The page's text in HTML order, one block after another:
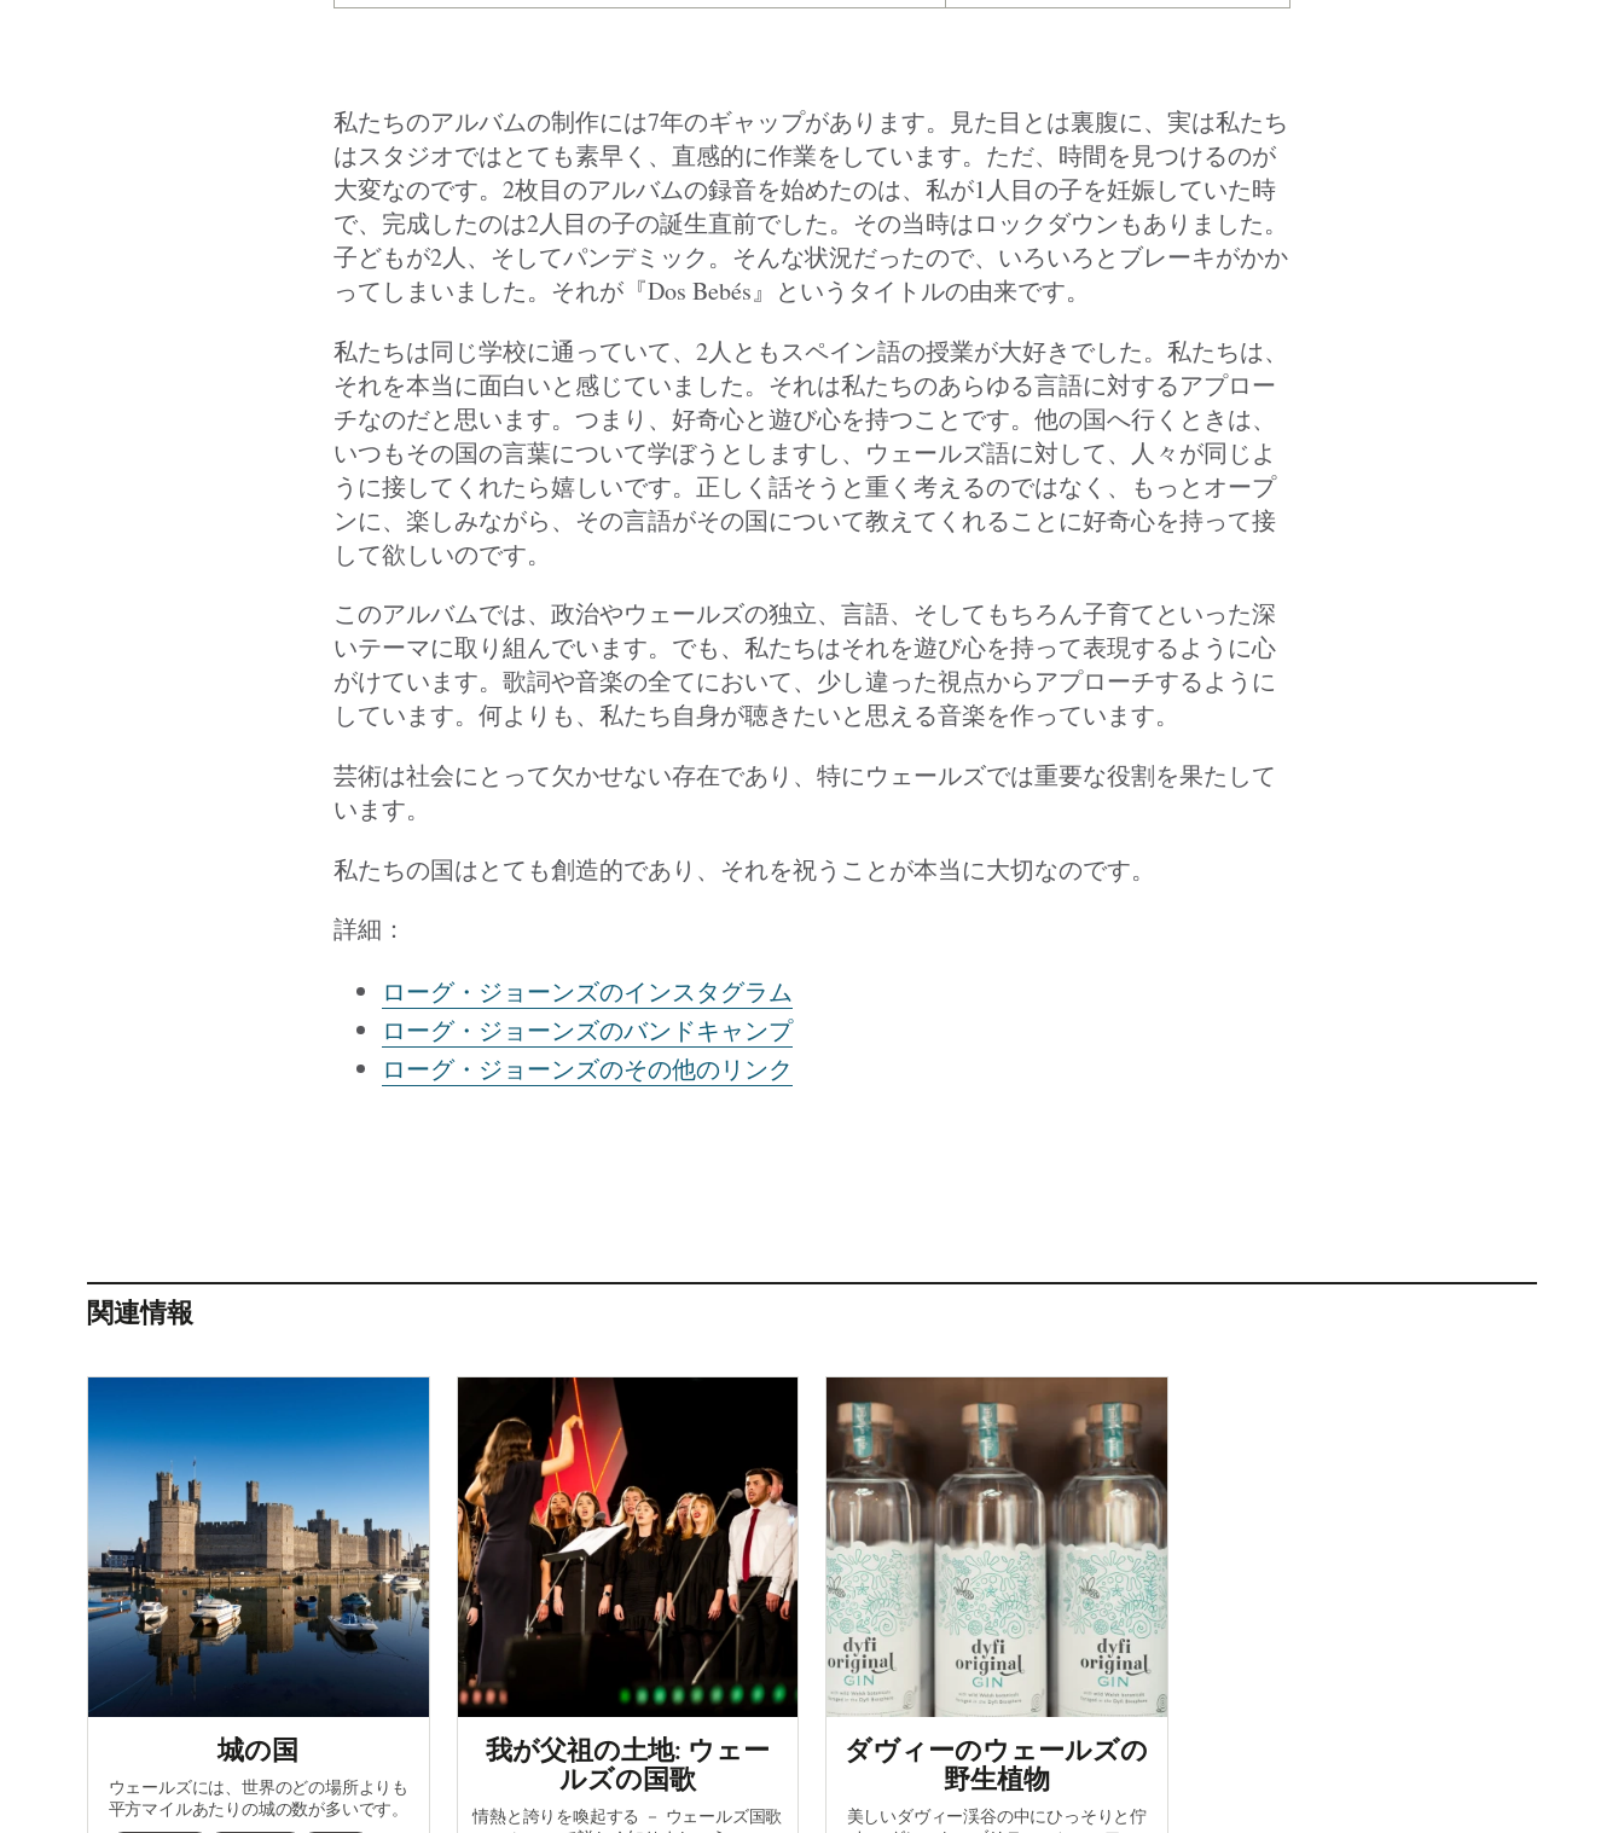
私たちのアルバムの制作には7年のギャップがあります。見た目とは裏腹に、実は私たち
はスタジオではとても素早く、直感的に作業をしています。ただ、時間を見つけるのが
大変なのです。2枚目のアルバムの録音を始めたのは、私が1人目の子を妊娠していた時
で、完成したのは2人目の子の誕生直前でした。その当時はロックダウンもありました。
子どもが2人、そしてパンデミック。そんな状況だったので、いろいろとブレーキがかか
ってしまいました。それが『Dos Bebés』というタイトルの由来です。
私たちは同じ学校に通っていて、2人ともスペイン語の授業が大好きでした。私たちは、
それを本当に面白いと感じていました。それは私たちのあらゆる言語に対するアプロー
チなのだと思います。つまり、好奇心と遊び心を持つことです。他の国へ行くときは、
いつもその国の言葉について学ぼうとしますし、ウェールズ語に対して、人々が同じよ
うに接してくれたら嬉しいです。正しく話そうと重く考えるのではなく、もっとオープ
ンに、楽しみながら、その言語がその国について教えてくれることに好奇心を持って接
して欲しいのです。
このアルバムでは、政治やウェールズの独立、言語、そしてもちろん子育てといった深
いテーマに取り組んでいます。でも、私たちはそれを遊び心を持って表現するように心
がけています。歌詞や音楽の全てにおいて、少し違った視点からアプローチするように
しています。何よりも、私たち自身が聴きたいと思える音楽を作っています。
芸術は社会にとって欠かせない存在であり、特にウェールズでは重要な役割を果たして
います。
私たちの国はとても創造的であり、それを祝うことが本当に大切なのです。
詳細：
ローグ・ジョーンズのインスタグラム
ローグ・ジョーンズのバンドキャンプ
ローグ・ジョーンズのその他のリンク
関連情報
城の国
ウェールズには、世界のどの場所よりも
平方マイルあたりの城の数が多いです。
我が父祖の土地: ウェー
ルズの国歌
情熱と誇りを喚起する － ウェールズ国歌
ダヴィーのウェールズの
野生植物
美しいダヴィー渓谷の中にひっそりと佇